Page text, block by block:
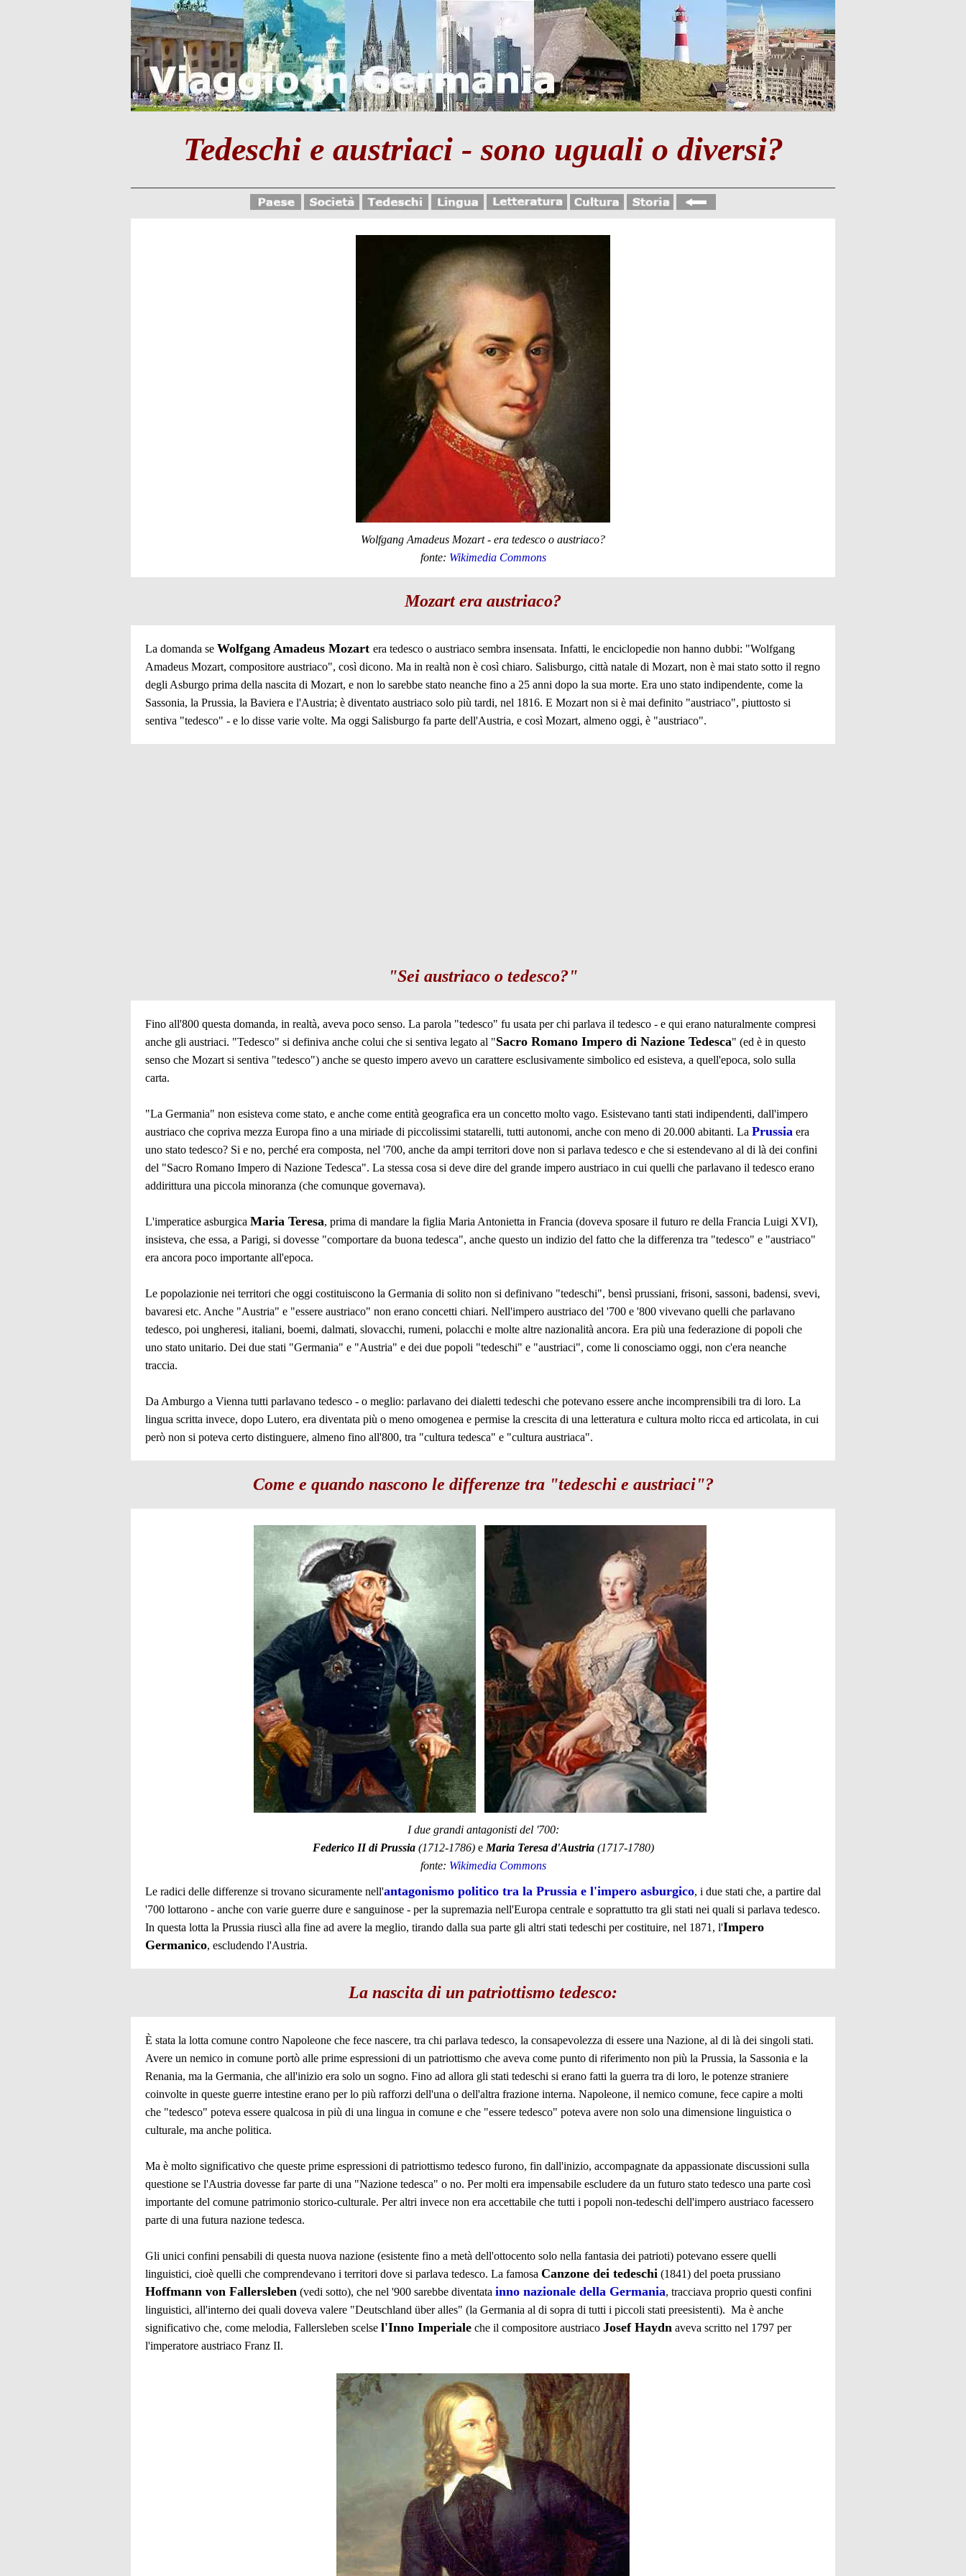
Tedeschi e austriaci - sono uguali o diversi?
Wolfgang Amadeus Mozart - era tedesco o austriaco?
fonte: Wikimedia Commons
Mozart era austriaco?
La domanda se Wolfgang Amadeus Mozart era tedesco o austriaco sembra insensata. Infatti, le enciclopedie non hanno dubbi: "Wolfgang
Amadeus Mozart, compositore austriaco", così dicono. Ma in realtà non è così chiaro. Salisburgo, città natale di Mozart, non è mai stato sotto il regno
degli Asburgo prima della nascita di Mozart, e non lo sarebbe stato neanche fino a 25 anni dopo la sua morte. Era uno stato indipendente, come la
Sassonia, la Prussia, la Baviera e l'Austria; è diventato austriaco solo più tardi, nel 1816. E Mozart non si è mai definito "austriaco", piuttosto si
sentiva "tedesco" - e lo disse varie volte. Ma oggi Salisburgo fa parte dell'Austria, e così Mozart, almeno oggi, è "austriaco".
"Sei austriaco o tedesco?"
Fino all'800 questa domanda, in realtà, aveva poco senso. La parola "tedesco" fu usata per chi parlava il tedesco - e qui erano naturalmente compresi
anche gli austriaci. "Tedesco" si definiva anche colui che si sentiva legato al "Sacro Romano Impero di Nazione Tedesca" (ed è in questo
senso che Mozart si sentiva "tedesco") anche se questo impero avevo un carattere esclusivamente simbolico ed esisteva, a quell'epoca, solo sulla
carta.
"La Germania" non esisteva come stato, e anche come entità geografica era un concetto molto vago. Esistevano tanti stati indipendenti, dall'impero
austriaco che copriva mezza Europa fino a una miriade di piccolissimi statarelli, tutti autonomi, anche con meno di 20.000 abitanti. La Prussia era
uno stato tedesco? Si e no, perché era composta, nel '700, anche da ampi territori dove non si parlava tedesco e che si estendevano al di là dei confini
del "Sacro Romano Impero di Nazione Tedesca". La stessa cosa si deve dire del grande impero austriaco in cui quelli che parlavano il tedesco erano
addirittura una piccola minoranza (che comunque governava).
L'imperatice asburgica Maria Teresa, prima di mandare la figlia Maria Antonietta in Francia (doveva sposare il futuro re della Francia Luigi XVI),
insisteva, che essa, a Parigi, si dovesse "comportare da buona tedesca", anche questo un indizio del fatto che la differenza tra "tedesco" e "austriaco"
era ancora poco importante all'epoca.
Le popolazionie nei territori che oggi costituiscono la Germania di solito non si definivano "tedeschi", bensì prussiani, frisoni, sassoni, badensi, svevi,
bavaresi etc. Anche "Austria" e "essere austriaco" non erano concetti chiari. Nell'impero austriaco del '700 e '800 vivevano quelli che parlavano
tedesco, poi ungheresi, italiani, boemi, dalmati, slovacchi, rumeni, polacchi e molte altre nazionalità ancora. Era più una federazione di popoli che
uno stato unitario. Dei due stati "Germania" e "Austria" e dei due popoli "tedeschi" e "austriaci", come li conosciamo oggi, non c'era neanche
traccia.
Da Amburgo a Vienna tutti parlavano tedesco - o meglio: parlavano dei dialetti tedeschi che potevano essere anche incomprensibili tra di loro. La
lingua scritta invece, dopo Lutero, era diventata più o meno omogenea e permise la crescita di una letteratura e cultura molto ricca ed articolata, in cui
però non si poteva certo distinguere, almeno fino all'800, tra "cultura tedesca" e "cultura austriaca".
Come e quando nascono le differenze tra "tedeschi e austriaci"?
I due grandi antagonisti del '700:
Federico II di Prussia(1712-1786) e Maria Teresa d'Austria(1717-1780)
fonte: Wikimedia Commons
Le radici delle differenze si trovano sicuramente nell'antagonismo politico tra la Prussia e l'impero asburgico, i due stati che, a partire dal
'700 lottarono - anche con varie guerre dure e sanguinose - per la supremazia nell'Europa centrale e soprattutto tra gli stati nei quali si parlava tedesco.
In questa lotta la Prussia riuscì alla fine ad avere la meglio, tirando dalla sua parte gli altri stati tedeschi per costituire, nel 1871, l'Impero
Germanico, escludendo l'Austria.
La nascita di un patriottismo tedesco:
È stata la lotta comune contro Napoleone che fece nascere, tra chi parlava tedesco, la consapevolezza di essere una Nazione, al di là dei singoli stati.
Avere un nemico in comune portò alle prime espressioni di un patriottismo che aveva come punto di riferimento non più la Prussia, la Sassonia e la
Renania, ma la Germania, che all'inizio era solo un sogno. Fino ad allora gli stati tedeschi si erano fatti la guerra tra di loro, le potenze straniere
coinvolte in queste guerre intestine erano per lo più rafforzi dell'una o dell'altra frazione interna. Napoleone, il nemico comune, fece capire a molti
che "tedesco" poteva essere qualcosa in più di una lingua in comune e che "essere tedesco" poteva avere non solo una dimensione linguistica o
culturale, ma anche politica.
Ma è molto significativo che queste prime espressioni di patriottismo tedesco furono, fin dall'inizio, accompagnate da appassionate discussioni sulla
questione se l'Austria dovesse far parte di una "Nazione tedesca" o no. Per molti era impensabile escludere da un futuro stato tedesco una parte così
importante del comune patrimonio storico-culturale. Per altri invece non era accettabile che tutti i popoli non-tedeschi dell'impero austriaco facessero
parte di una futura nazione tedesca.
Gli unici confini pensabili di questa nuova nazione (esistente fino a metà dell'ottocento solo nella fantasia dei patrioti) potevano essere quelli
linguistici, cioè quelli che comprendevano i territori dove si parlava tedesco. La famosa Canzone dei tedeschi (1841) del poeta prussiano
Hoffmann von Fallersleben (vedi sotto), che nel '900 sarebbe diventata inno nazionale della Germania, tracciava proprio questi confini
linguistici, all'interno dei quali doveva valere "Deutschland über alles" (la Germania al di sopra di tutti i piccoli stati preesistenti). Ma è anche
significativo che, come melodia, Fallersleben scelse l'Inno Imperiale che il compositore austriaco Josef Haydn aveva scritto nel 1797 per
l'imperatore austriaco Franz II.